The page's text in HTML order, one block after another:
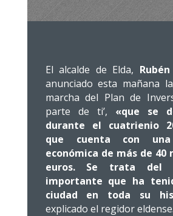
El alcalde de Elda,
anunciado esta mañana
marcha del Plan de
parte de ti’, «que se
durante el cuatrienio
que cuenta con una
económica de más de 40
euros. Se trata del
importante que ha
ciudad en toda su
explicado el regidor eldense.